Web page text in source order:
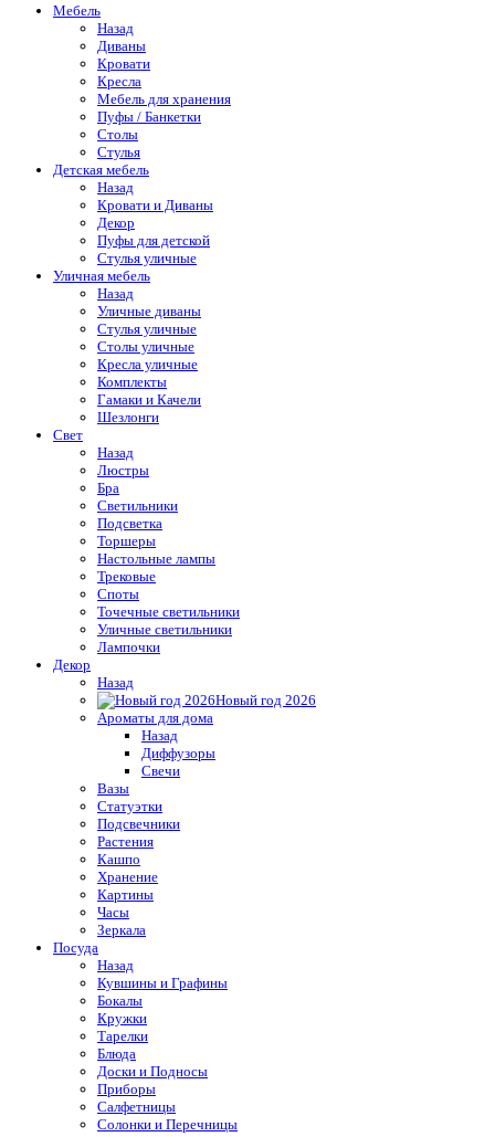
Мебель
Назад
Диваны
Кровати
Кресла
Мебель для хранения
Пуфы / Банкетки
Столы
Стулья
Детская мебель
Назад
Кровати и Диваны
Декор
Пуфы для детской
Стулья уличные
Уличная мебель
Назад
Уличные диваны
Стулья уличные
Столы уличные
Кресла уличные
Комплекты
Гамаки и Качели
Шезлонги
Свет
Назад
Люстры
Бра
Светильники
Подсветка
Торшеры
Настольные лампы
Трековые
Споты
Точечные светильники
Уличные светильники
Лампочки
Декор
Назад
Новый год 2026
Ароматы для дома
Назад
Диффузоры
Свечи
Вазы
Статуэтки
Подсвечники
Растения
Кашпо
Хранение
Картины
Часы
Зеркала
Посуда
Назад
Кувшины и Графины
Бокалы
Кружки
Тарелки
Блюда
Доски и Подносы
Приборы
Салфетницы
Солонки и Перечницы